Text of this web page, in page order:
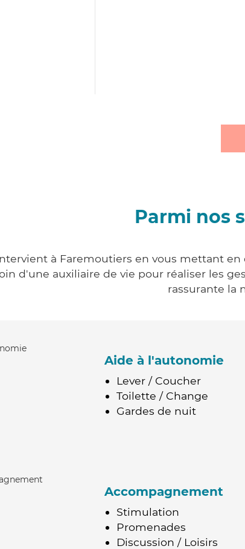
Parmi nos
à Faremoutiers en vous mettant
d'une auxiliaire de vie pour réaliser les
rassurante la
Aide à l'autonomie
Lever / Coucher
Toilette / Change
Gardes de nuit
Accompagnement
Stimulation
Promenades
Discussion / Loisirs